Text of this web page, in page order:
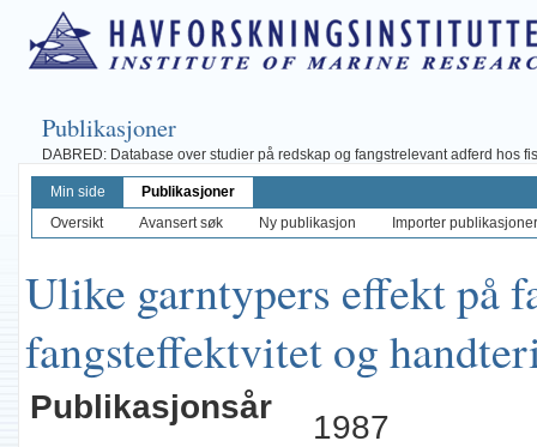
Publikasjoner
DABRED: Database over studier på redskap og fangstrelevant adferd hos
Min side
Publikasjoner
Oversikt
Avansert søk Ny publikasjon Importer
Ulike garntypers effekt på
fangsteffektvitet og
Publikasjonsår
1987